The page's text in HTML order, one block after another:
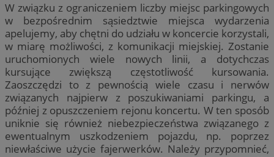
W związku z ograniczeniem liczby miejsc parkingowych
w bezpośrednim sąsiedztwie miejsca wydarzenia
apelujemy, aby chętni do udziału w koncercie korzystali,
w miarę możliwości, z komunikacji miejskiej. Zostanie
uruchomionych wiele nowych linii, a dotychczas
kursujące zwiększą częstotliwość kursowania.
Zaoszczędzi to z pewnością wiele czasu i nerwów
związanych najpierw z poszukiwaniami parkingu, a
później z opuszczeniem rejonu koncertu. W ten sposób
uniknie się również niebezpieczeństwa związanego z
ewentualnym uszkodzeniem pojazdu, np. poprzez
niewłaściwe użycie fajerwerków. Należy przypomnieć,